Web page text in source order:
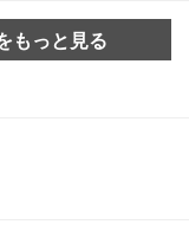
もっと見る